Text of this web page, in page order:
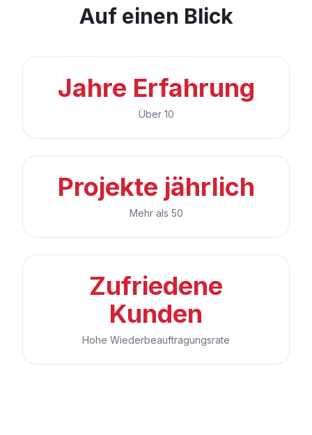
Auf einen Blick
Jahre Erfahrung
Über 10
Projekte jährlich
Mehr als 50
Zufriedene
Kunden
Hohe Wiederbeauftragungsrate